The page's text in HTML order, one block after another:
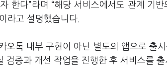
한다”라며 “해당 서비스에서도 관계 기
이라고 설명했습니다
오톡 내부 구현이 아닌 별도의 앱으로 출
검증과 개선 작업을 진행한 후 서비스를